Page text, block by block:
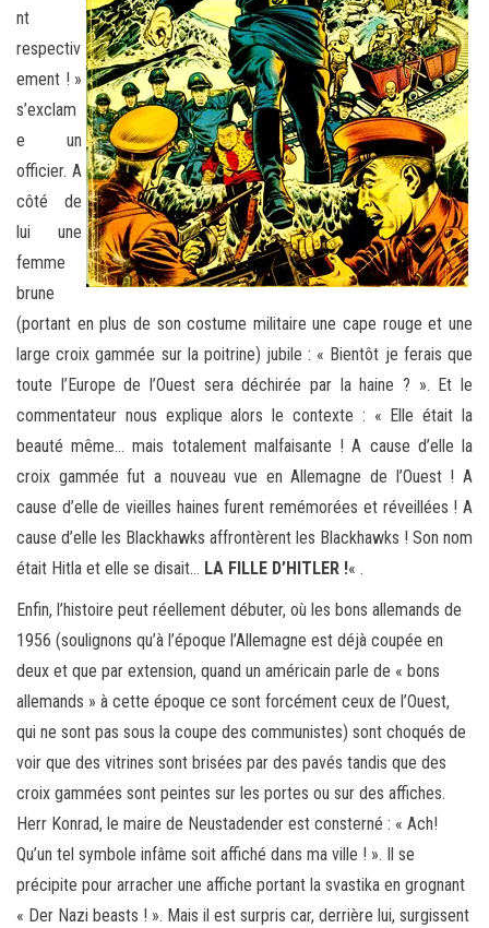
nt
respectiv
ement ! »
s’exclam
e un
officier. A
côté de
lui une
femme
brune
(portant en plus de son costume militaire une cape rouge et une
large croix gammée sur la poitrine) jubile : « Bientôt je ferais que
toute l’Europe de l’Ouest sera déchirée par la haine ? ». Et le
commentateur nous explique alors le contexte : « Elle était la
beauté même… mais totalement malfaisante ! A cause d’elle la
croix gammée fut a nouveau vue en Allemagne de l’Ouest ! A
cause d’elle de vieilles haines furent remémorées et réveillées ! A
cause d’elle les Blackhawks affrontèrent les Blackhawks ! Son nom
était Hitla et elle se disait… LA FILLE D’HITLER !« .
Enfin, l’histoire peut réellement débuter, où les bons allemands de
1956 (soulignons qu’à l’époque l’Allemagne est déjà coupée en
deux et que par extension, quand un américain parle de « bons
allemands » à cette époque ce sont forcément ceux de l’Ouest,
qui ne sont pas sous la coupe des communistes) sont choqués de
voir que des vitrines sont brisées par des pavés tandis que des
croix gammées sont peintes sur les portes ou sur des affiches.
Herr Konrad, le maire de Neustadender est consterné : « Ach!
Qu’un tel symbole infâme soit affiché dans ma ville ! ». Il se
précipite pour arracher une affiche portant la svastika en grognant
« Der Nazi beasts ! ». Mais il est surpris car, derrière lui, surgissent